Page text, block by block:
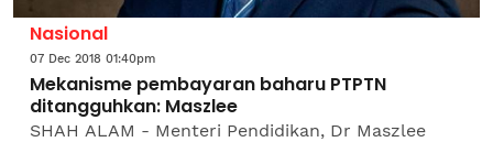
Nasional
07 Dec 2018 01:40pm
Mekanisme pembayaran baharu PTPTN
ditangguhkan: Maszlee
SHAH ALAM - Menteri Pendidikan, Dr Maszlee